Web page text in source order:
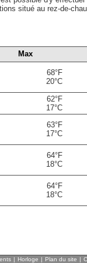
situé au rez-de-
Max
68°F
20°C
62°F
17°C
63°F
17°C
64°F
18°C
64°F
18°C
| Horloge | Plan du site |